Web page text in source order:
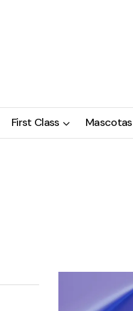
First Class Mascotas